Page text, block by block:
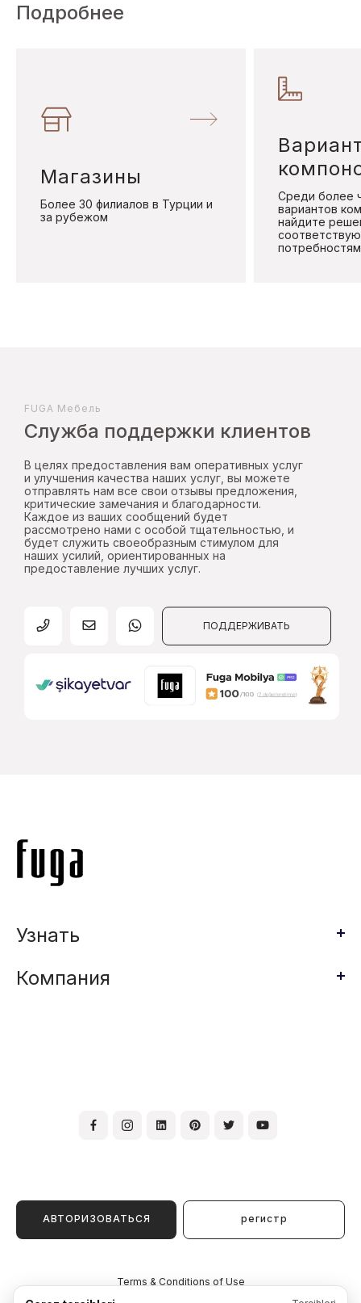
Подробнее
Магазины
Более 30 филиалов в Турции и
за рубежом
Среди более
вариантов
найдите
FUGA Mебель
Служба поддержки клиентов
В целях предоставления вам оперативных услуг
и улучшения качества наших услуг, вы можете
отправлять нам все свои отзывы предложения,
критические замечания и благодарности.
Каждое из ваших сообщений будет
рассмотрено нами с особой тщательностью, и
будет служить своеобразным стимулом для
наших усилий, ориентированных на
предоставление лучших услуг.
ПОДДЕРЖИВАТЬ
Узнать
Компания
АВТОРИЗОВАТЬСЯ регистр
Terms & Conditions of Use